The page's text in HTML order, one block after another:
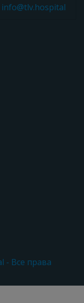
info@tlv.hospital
- Все права